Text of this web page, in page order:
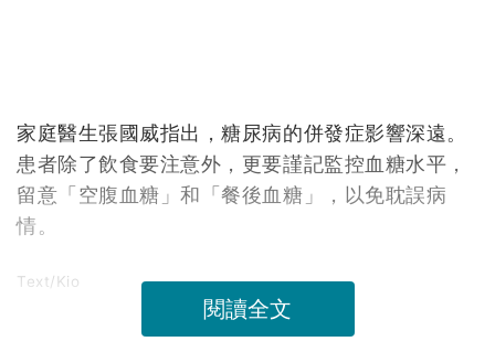
家庭醫生張國威指出，糖尿病的併發症影響深遠。
患者除了飲食要注意外，更要謹記監控血糖水平，
留意「空腹血糖」和「餐後血糖」，以免耽誤病
情。
Text/Kio
閱讀全文